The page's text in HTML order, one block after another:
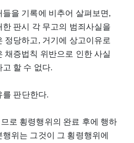
을 기록에 비추어 살펴보면,
판시 각 무고의 범죄사실을
정당하고, 거기에 상고이유로
채증법칙 위반으로 인한 사실
할 수 없다.
판단한다.
로 횡령행위의 완료 후에 행하
위는 그것이 그 횡령행위에